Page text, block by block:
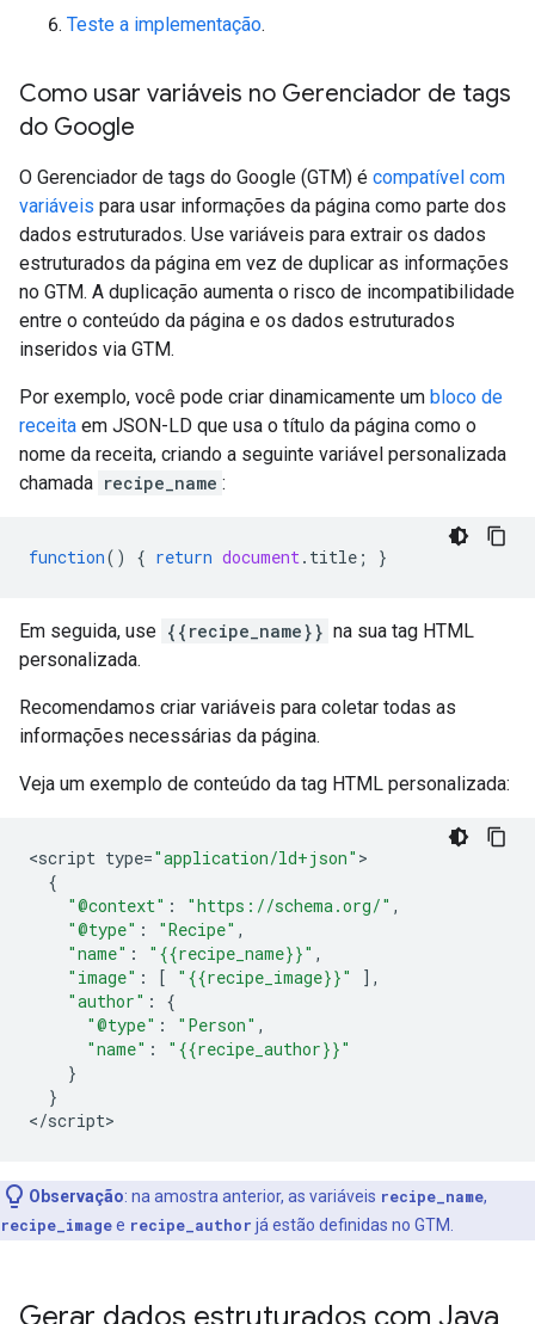
Teste a implementação.
Como usar variáveis no Gerenciador de tags
do Google
O Gerenciador de tags do Google (GTM) é compatível com
variáveis para usar informações da página como parte dos
dados estruturados. Use variáveis para extrair os dados
estruturados da página em vez de duplicar as informações
no GTM. A duplicação aumenta o risco de incompatibilidade
entre o conteúdo da página e os dados estruturados
inseridos via GTM.
Por exemplo, você pode criar dinamicamente um bloco de
receita em JSON-LD que usa o título da página como o
nome da receita, criando a seguinte variável personalizada
chamada recipe_name :
function() { return document. title ; }
Em seguida, use {{recipe_name}} na sua tag HTML
personalizada.
Recomendamos criar variáveis para coletar todas as
informações necessárias da página.
Veja um exemplo de conteúdo da tag HTML personalizada:
<script type="application/ld+json"
{
"@context" : "https://schema.org/" ,
"@type" : "Recipe" ,
"name" : "{{recipe_name}}" ,
"image" : [ "{{recipe_image}}"
],
"author" :
{
"@type" : "Person" ,
"name" :
"{{recipe_author}}"
}
}
</script>
Observação: na amostra anterior, as variáveis recipe_name,
recipe_imagee recipe_author já estão definidas no GTM.
Gerar dados estruturados com Java